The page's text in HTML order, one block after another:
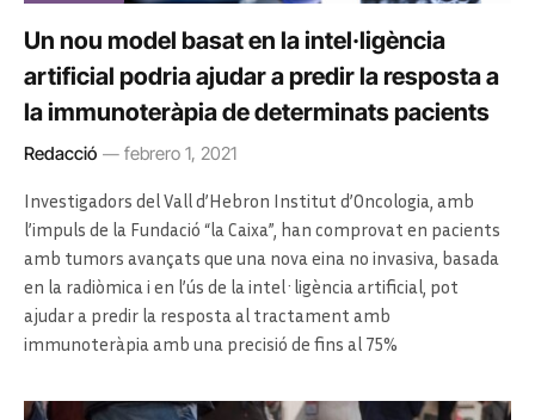
Un nou model basat en la intel·ligència
artificial podria ajudar a predir la resposta a
la immunoteràpia de determinats pacients
Redacció febrero 1, 2021
Investigadors del Vall d’Hebron Institut d’Oncologia, amb
l’impuls de la Fundació “la Caixa”, han comprovat en pacients
amb tumors avançats que una nova eina no invasiva, basada
en la radiòmica i en l’ús de la intel·ligència artificial, pot
ajudar a predir la resposta al tractament amb
immunoteràpia amb una precisió de fins al 75%